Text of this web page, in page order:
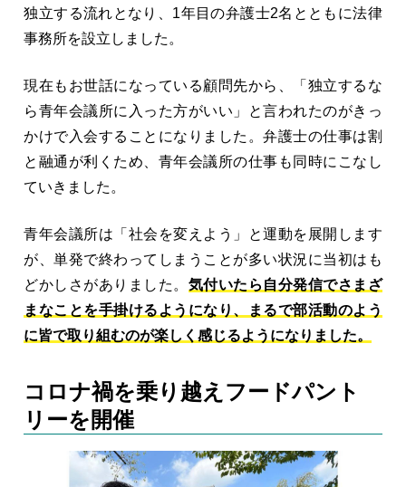
独立する流れとなり、1年目の弁護士2名とともに法律
事務所を設立しました。
現在もお世話になっている顧問先から、「独立するな
ら青年会議所に入った方がいい」と言われたのがきっ
かけで入会することになりました。弁護士の仕事は割
と融通が利くため、青年会議所の仕事も同時にこなし
ていきました。
青年会議所は「社会を変えよう」と運動を展開します
が、単発で終わってしまうことが多い状況に当初はも
どかしさがありました。 気付いたら自分発信でさまざ
まなことを手掛けるようになり、まるで部活動のよう
に皆で取り組むのが楽しく感じるようになり ました。
コロナ禍を乗り越えフードパント
リーを開催